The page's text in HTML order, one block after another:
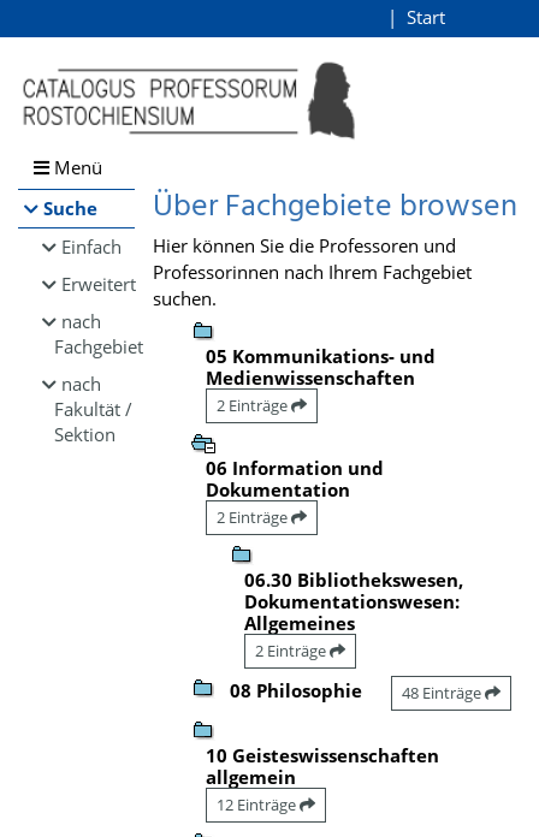
Browsen
direkt zum Inhalt
Start
Menü
Suche
Einfach
Erweitert
nach
Fachgebiet
nach
Fakultät /
Sektion
Über Fachgebiete browsen
Hier können Sie die Professoren und
Professorinnen nach Ihrem Fachgebiet
suchen.
05 Kommunikations- und
Medienwissenschaften
2 Einträge
06 Information und
Dokumentation
2 Einträge
06.30 Bibliothekswesen,
Dokumentationswesen:
Allgemeines
2 Einträge
08 Philosophie 48 Einträge
10 Geisteswissenschaften
allgemein
12 Einträge